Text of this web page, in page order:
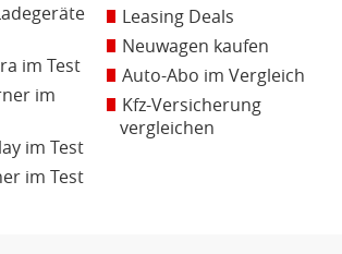
im Test
im
im Test
im Test
Leasing Deals
Neuwagen kaufen
Auto-Abo im Vergleich
Kfz-Versicherung
vergleichen